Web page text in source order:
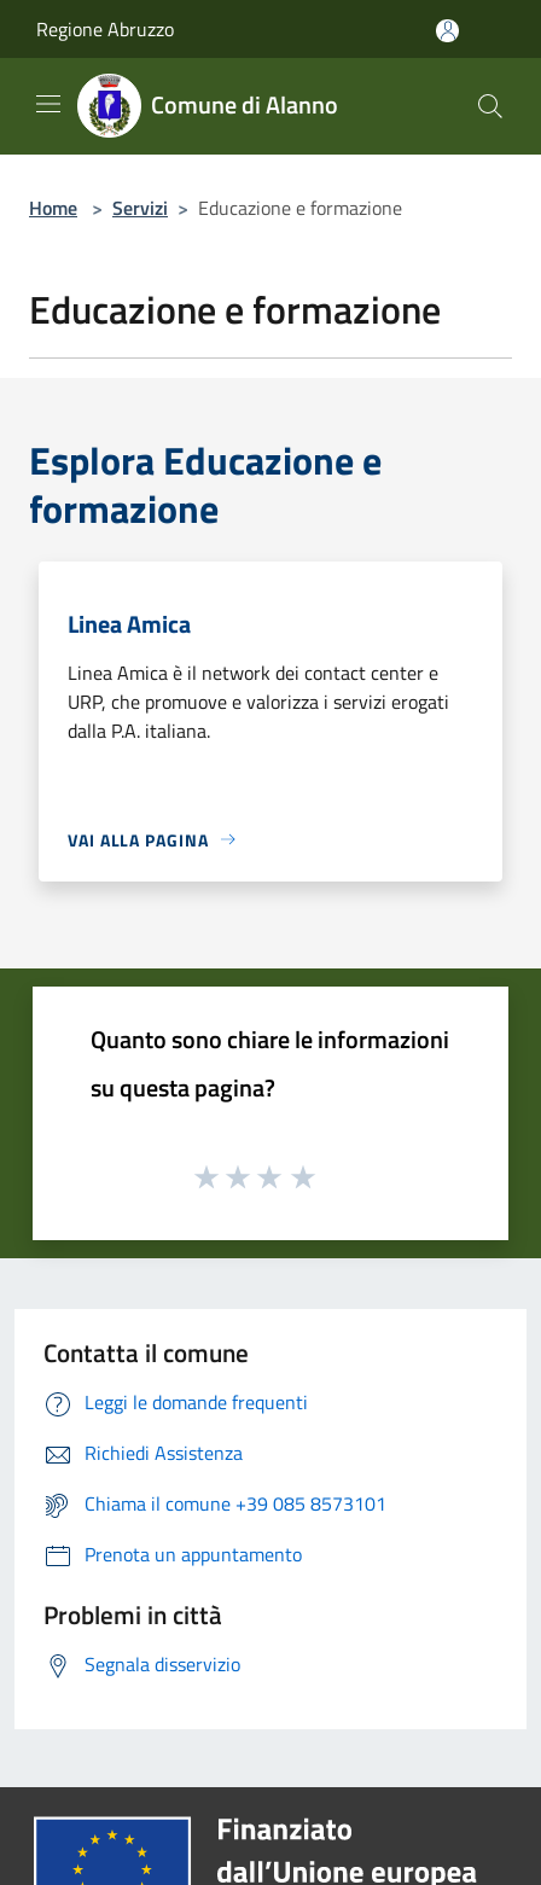
Regione Abruzzo
Comune di Alanno
Home > Servizi > Educazione e formazione
Educazione e formazione
Esplora Educazione e
formazione
Linea Amica
Linea Amica è il network dei contact center e
URP, che promuove e valorizza i servizi erogati
dalla P.A. italiana.
VAI ALLA PAGINA
Quanto sono chiare le informazioni
su questa pagina?
Contatta il comune
Leggi le domande frequenti
Richiedi Assistenza
Chiama il comune +39 085 8573101
Prenota un appuntamento
Problemi in città
Segnala disservizio